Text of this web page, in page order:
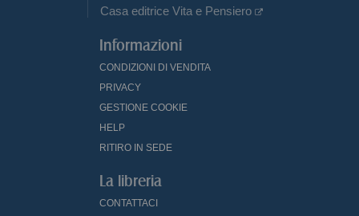
Casa editrice Vita e Pensiero
Informazioni
CONDIZIONI DI VENDITA
PRIVACY
GESTIONE COOKIE
HELP
RITIRO IN SEDE
La libreria
CONTATTACI